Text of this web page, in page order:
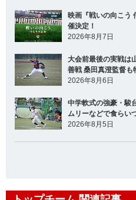
映画『戦いの向こう
催決定！
2026年8月7日
大会前最後の実戦は
善戦 桑田真澄監督も
2026年8月6日
中学軟式の強豪・駿
ムリーなどで食らい
2026年8月5日